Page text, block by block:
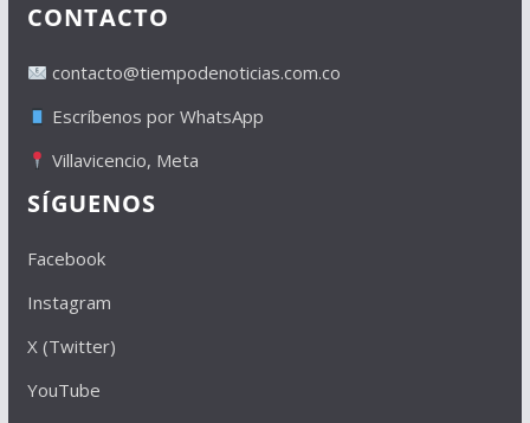
CONTACTO
contacto@tiempodenoticias.com.co
Escríbenos por WhatsApp
Villavicencio, Meta
SÍGUENOS
Facebook
Instagram
X (Twitter)
YouTube